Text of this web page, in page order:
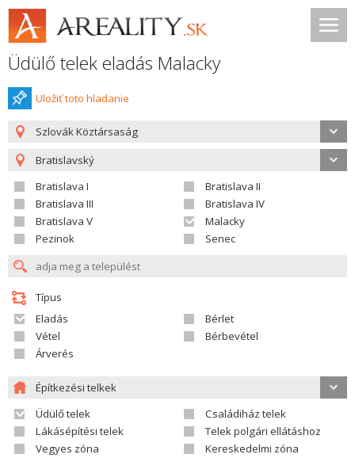
Üdülő telek eladás Malacky
Uložiť toto hladanie
Szlovák Köztársaság
Bratislavský
Bratislava I
Bratislava II
Bratislava III
Bratislava IV
Bratislava V
Malacky
Pezinok
Senec
Típus
Eladás
Bérlet
Vétel
Bérbevétel
Árverés
Építkezési telkek
Üdülő telek
Családiház telek
Lákásépítési telek
Telek polgári ellátáshoz
Vegyes zóna
Kereskedelmi zóna